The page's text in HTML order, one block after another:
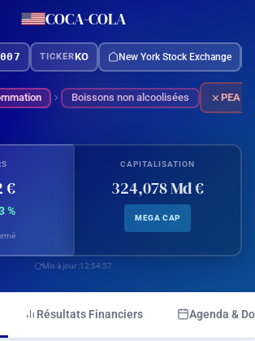
COCA-COLA
TICKERKO New York Stock Exchange
Boissons non alcoolisées PEA
€
%
CAPITALISATION
324,078 Md €
MEGA CAP
Mis à jour :12:54:57
Résultats Financiers Agenda &